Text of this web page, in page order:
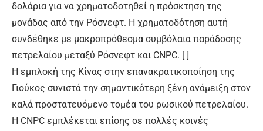
δολάρια για να χρηματοδοτηθεί η πρόσκτηση της
μονάδας από την Ρόσνεφτ. Η χρηματοδότηση αυτή
συνδέθηκε με μακροπρόθεσμα συμβόλαια παράδοσης
πετρελαίου μεταξύ Ρόσνεφτ και CNPC. [ ]
Η εμπλοκή της Κίνας στην επανακρατικοποίηση της
Γιούκος συνιστά την σημαντικότερη ξένη ανάμειξη στον
καλά προστατευόμενο τομέα του ρωσικού πετρελαίου.
Η CNPC εμπλέκεται επίσης σε πολλές κοινές